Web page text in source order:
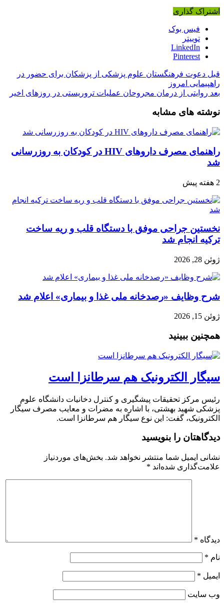
اشتراک گذاری
فیس بوک
توییتر
LinkedIn
Pinterest
قبل دعوت فرهنگستان علوم پزشکی از پزشکان برای حضور در
راهپیمایی امروز
بعد روایتی از درمان مجروحان عملیات تروریستی در روزهای اخیر
نوشته های مشابه
راهنمای مصرف داروهای HIV در کودکان به روزرسانی
شد
2 هفته پیش
نخستین جراحی موفق با دستگاه قلب و ریه ساخت
ترکیه انجام شد
ژوئن 28, 2026
شرح وظایف «رصدخانه ملی غذا و بیماری» اعلام شد
ژوئن 15, 2026
همچنین ببینید
سیگار الکترونیک هم سرطانزا است
رئیس مرکز تحقیقات پیشگیری و کنترل دخانیات دانشگاه علوم
پزشکی شهید بهشتی، با اشاره به مضرات و معایب مصرف سیگار
الکترونیک، گفت: این نوع سیگار هم سرطانزا است.
دیدگاهتان را بنویسید
نشانی ایمیل شما منتشر نخواهد شد. بخش‌های موردنیاز
علامت‌گذاری شده‌اند *
دیدگاه *
نام *
ایمیل *
وب‌ سایت